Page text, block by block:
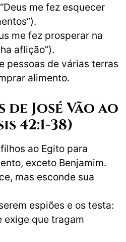
me fez esquecer
me fez prosperar na
aflição”).
pessoas de várias terras
alimento.
de José Vão ao
42:1-38)
ao Egito para
exceto Benjamim.
mas esconde sua
espiões e os testa:
exige que tragam